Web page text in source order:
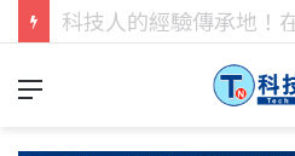
科技人找工作，就到